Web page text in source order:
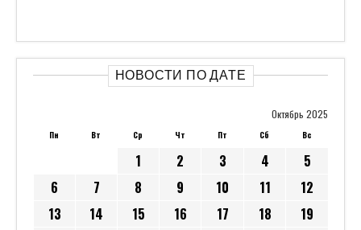
НОВОСТИ ПО ДАТЕ
Октябрь 2025
Пн Вт Ср Чт Пт Сб Вс
1 2 3 4
5
6
7 8 9 10 11
12
13
14 15 16 17 18
19